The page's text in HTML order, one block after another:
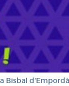
Bisbal d'Empordà